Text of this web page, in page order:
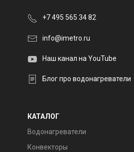
+7 495 565 34 82
info@imetro.ru
Наш канал на YouTube
Блог про водонагреватели
КАТАЛОГ
Водонагреватели
Конвекторы